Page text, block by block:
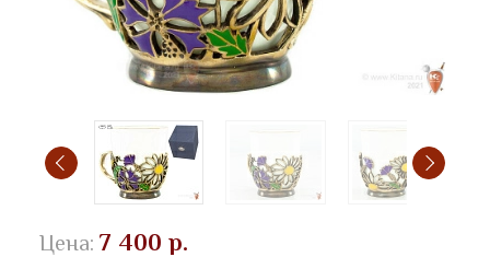
Цена: 7 400 р.